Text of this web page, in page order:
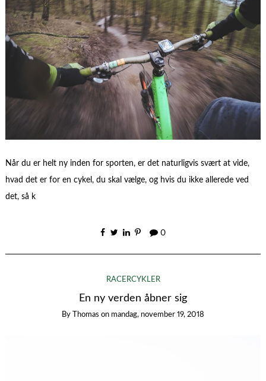
Når du er helt ny inden for sporten, er det naturligvis svært at vide,
hvad det er for en cykel, du skal vælge, og hvis du ikke allerede ved
det, så k
0
RACERCYKLER
En ny verden åbner sig
By Thomas on mandag, november 19, 2018